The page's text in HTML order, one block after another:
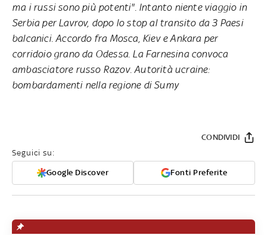
ma i russi sono più potenti". Intanto niente viaggio in
Serbia per Lavrov, dopo lo stop al transito da 3 Paesi
balcanici. Accordo fra Mosca, Kiev e Ankara per
corridoio grano da Odessa. La Farnesina convoca
ambasciatore russo Razov. Autorità ucraine:
bombardamenti nella regione di Sumy
Seguici su:
Google Discover Fonti Preferite
CONDIVIDI